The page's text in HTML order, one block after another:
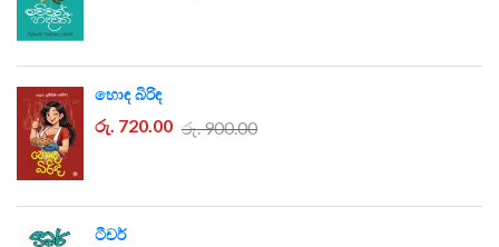
හොඳ බිරිඳ
රු. 720.00 රු. 900.00
ටීචර්